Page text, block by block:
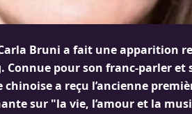
Bruni a fait une apparition
Connue pour son franc-parler et
a reçu l’ancienne
sur "la vie, l’amour et la